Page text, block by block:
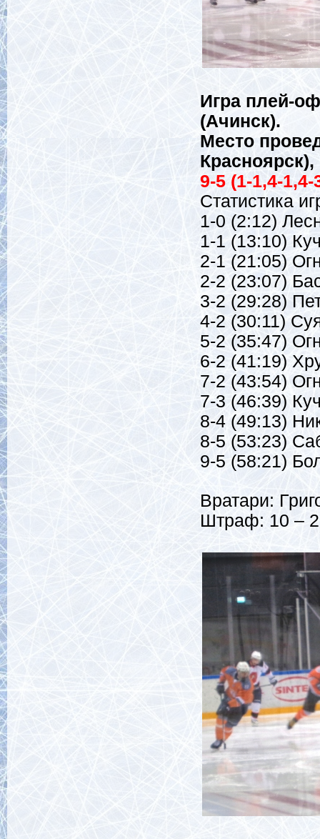
Игра плей-
(Ачинск).
Место
9-5 (1-1,4-1,4-
Статистика
1-0 (2:12)
1-1 (13:10)
2-1 (21:05)
2-2 (23:07)
3-2 (29:28)
4-2 (30:11)
5-2 (35:47)
6-2 (41:19)
7-2 (43:54)
7-3 (46:39)
8-4 (49:13)
8-5 (53:23)
9-5 (58:21)
Вратари:
Штраф: 10 –